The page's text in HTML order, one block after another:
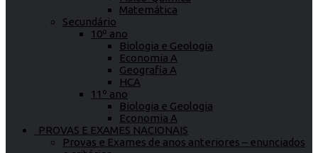
Matemática
Secundário
10º ano
Biologia e Geologia
Economia A
Geografia A
HCA
11º ano
Biologia e Geologia
Economia A
PROVAS E EXAMES NACIONAIS
Provas e Exames de anos anteriores – enunciados